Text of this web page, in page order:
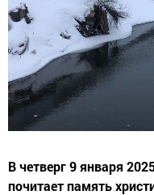
В четверг 9 января
почитает память